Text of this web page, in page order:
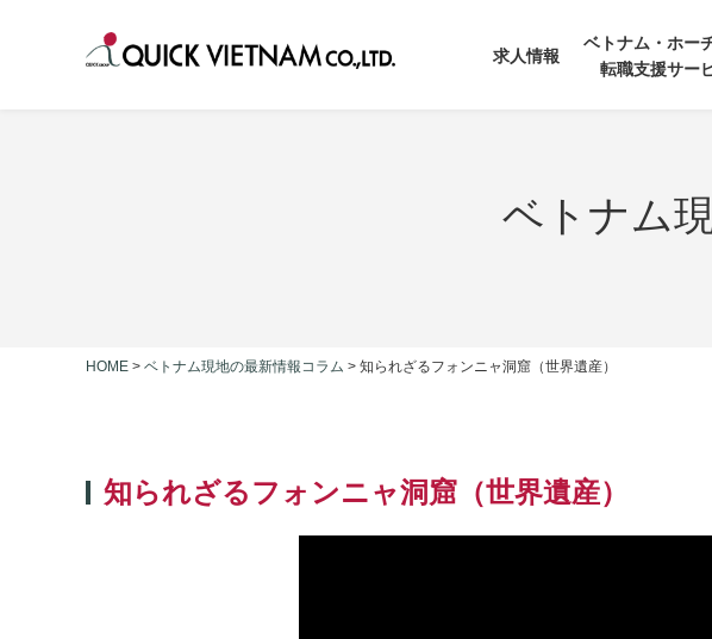
求人情報
ベトナム・ホー
転職支援サー
ベトナム
HOME > ベトナム現地の最新情報コラム > 知られざるフォンニャ洞窟（世界遺産）
知られざるフォンニャ洞窟（世界遺産）